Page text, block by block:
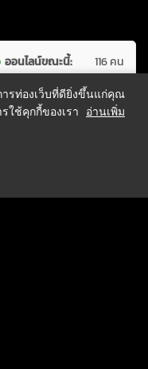
ออนไลน์ขณะนี้:
116 คน
หมด:
7,681,438
คน
รท่องเว็บที่ดียิ่งขึ้นแก่คุณ
ใช้คุกกี้ของเรา
อ่านเพิ่ม